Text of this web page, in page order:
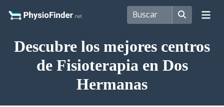
Descubre los mejores centros
de Fisioterapia en Dos
Hermanas